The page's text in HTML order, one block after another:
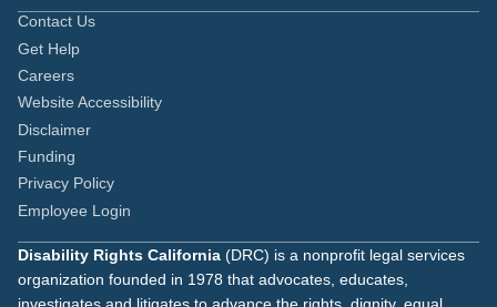
Contact Us
Get Help
Careers
Website Accessibility
Disclaimer
Funding
Privacy Policy
Employee Login
Disability Rights California (DRC) is a nonprofit legal services
organization founded in 1978 that advocates, educates,